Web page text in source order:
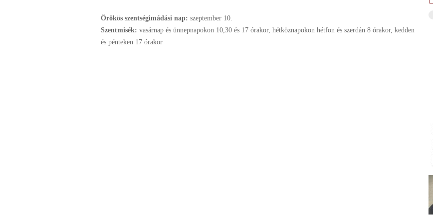
Örökös szentségimádási nap: szeptember 10.
Szentmisék: vasárnap és ünnepnapokon 10,30 és 17 órakor, hétköznapokon hétfon és szerdán 8 órakor, kedden
és pénteken 17 órakor